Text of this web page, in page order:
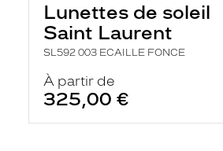
Lunettes de soleil
Saint Laurent
SL592 003 ECAILLE FONCE
À partir de
325,00 €